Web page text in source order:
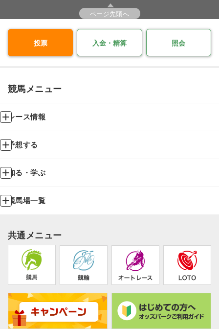
ページ先頭へ
投票 入金・精算 照会
競馬メニュー
レース情報
予想する
知る・学ぶ
競馬場一覧
共通メニュー